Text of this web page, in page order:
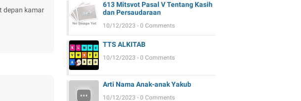
depan kamar
613 Mitsvot Pasal V Tentang Kasih
dan Persaudaraan
10/12/2023 - 0 Comments
TTS ALKITAB
10/12/2023 - 0 Comments
Arti Nama Anak-anak Yakub
10/12/2023 - 0 Comments